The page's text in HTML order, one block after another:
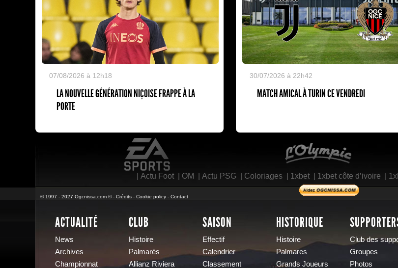
07/08/2026 à 12h18
LA NOUVELLE GÉNÉRATION NIÇOISE FRAPPE À LA
PORTE
30/07/2026 à 22h42
MATCH AMICAL À TURIN CE VENDREDI
Actu Foot| OM Actu PSG| Coloriages| 1xbet| 1xbet côte d’ivoire
© 1997 - 2027 Ogcnissa.com © - Crédits - Cookie policy - Contact
ACTUALITÉ
News
Archives
Championnat
CLUB
Histoire
Palmarès
Allianz Riviera
SAISON
Effectif
Calendrier
Classement
HISTORIQUE
Histoire
Palmares
Grands Joueurs
Club des
Groupes
Photos